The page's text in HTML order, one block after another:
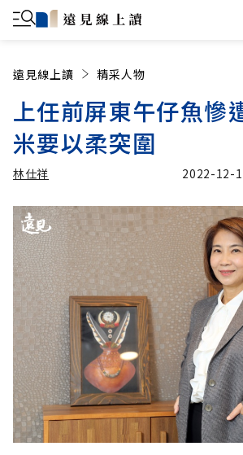
遠見線上讀 精采人物
上任前屏東午仔魚慘
米要以柔突圍
林仕祥
林仕祥 加入追蹤
2022-12-